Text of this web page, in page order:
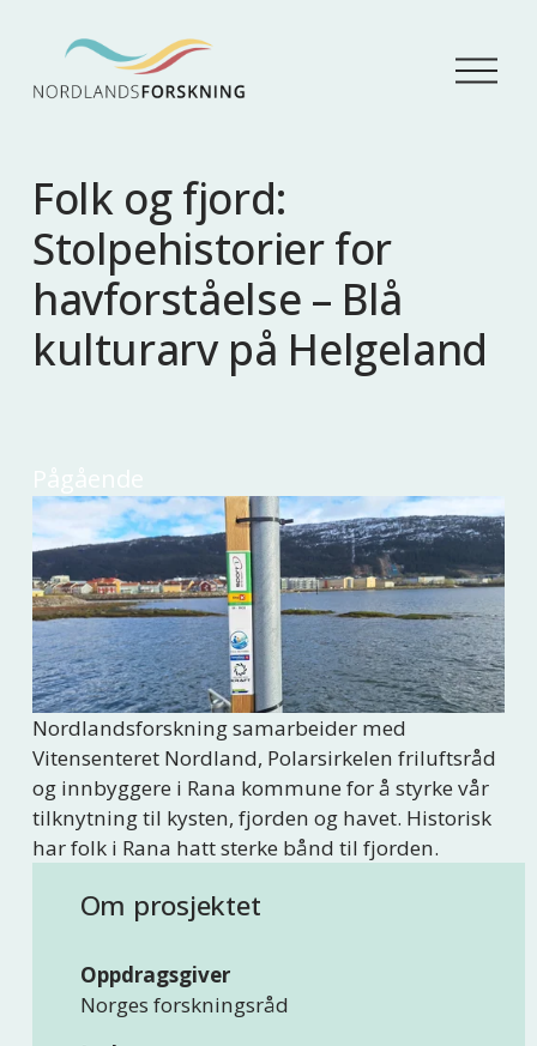
Å
p
Folk og fjord:
Stolpehistorier for
havforståelse – Blå
kulturarv på Helgeland
Nordlandsforskning samarbeider med
Vitensenteret Nordland, Polarsirkelen friluftsråd
og innbyggere i Rana kommune for å styrke vår
tilknytning til kysten, fjorden og havet. Historisk
har folk i Rana hatt sterke bånd til fjorden.
Om prosjektet
Oppdragsgiver
Norges forskningsråd